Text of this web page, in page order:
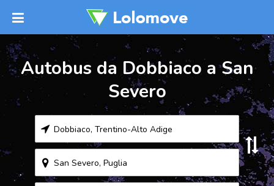
Autobus da Dobbiaco a San
Severo